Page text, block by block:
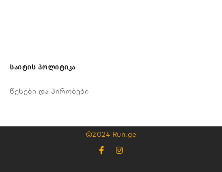
საიტის პოლიტიკა
წესები და პირობები
©2024 Run.ge